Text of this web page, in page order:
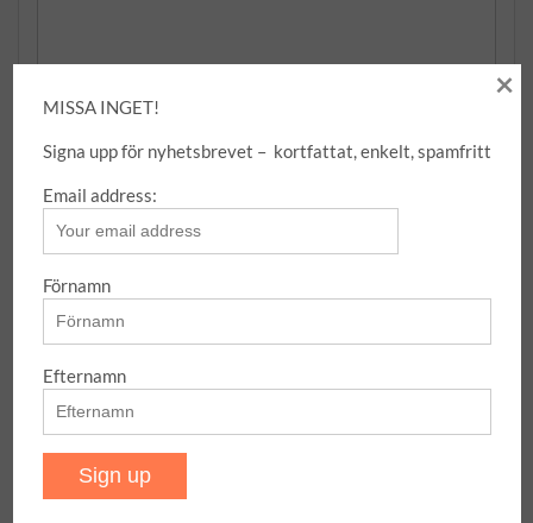
Name *
Email*
MISSA INGET!
Signa upp för nyhetsbrevet – kortfattat, enkelt, spamfritt
Email address:
Förnamn
Efternamn
×